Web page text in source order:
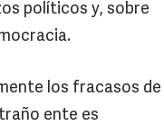
políticos y, sobre
los fracasos de
ente es